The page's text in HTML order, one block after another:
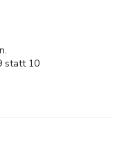
statt 10